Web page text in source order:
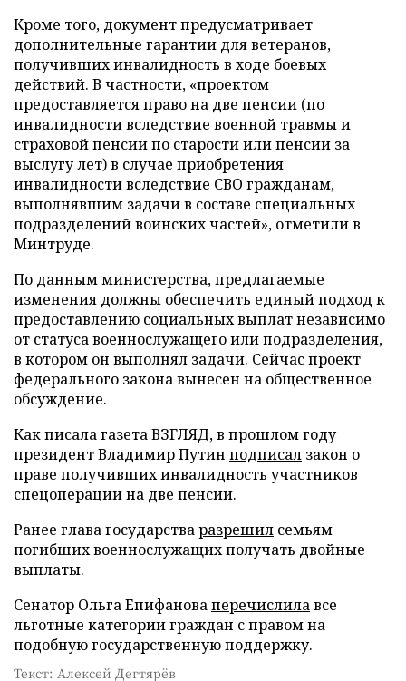
Кроме того, документ предусматривает
дополнительные гарантии для ветеранов,
получивших инвалидность в ходе боевых
действий. В частности, «проектом
предоставляется право на две пенсии (по
инвалидности вследствие военной травмы и
страховой пенсии по старости или пенсии за
выслугу лет) в случае приобретения
инвалидности вследствие СВО гражданам,
выполнявшим задачи в составе специальных
подразделений воинских частей», отметили в
Минтруде.
По данным министерства, предлагаемые
изменения должны обеспечить единый подход к
предоставлению социальных выплат независимо
от статуса военнослужащего или подразделения,
в котором он выполнял задачи. Сейчас проект
федерального закона вынесен на общественное
обсуждение.
Как писала газета ВЗГЛЯД, в прошлом году
президент Владимир Путин подписал закон о
праве получивших инвалидность участников
спецоперации на две пенсии.
Ранее глава государстваразрешил семьям
погибших военнослужащих получать двойные
выплаты.
Сенатор Ольга Епифановаперечислилавсе
льготные категории граждан с правом на
подобную государственную поддержку.
Текст: Алексей Дегтярёв